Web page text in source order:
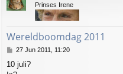
Prinses Irene
Wereldboomdag 2011
P
s
27 Jun 2011, 11:20
10 juli?